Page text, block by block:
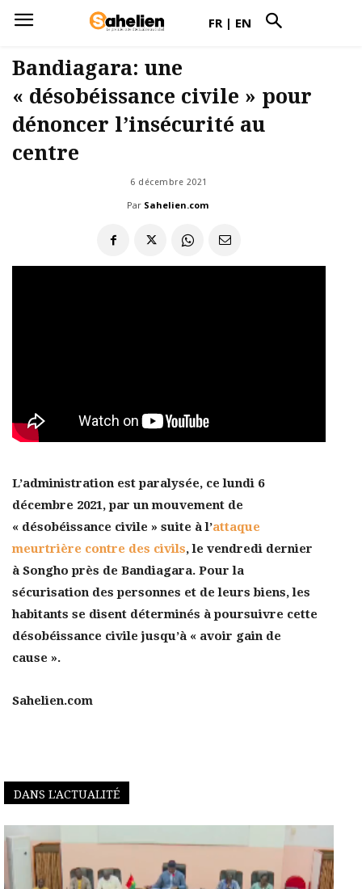
FR | EN
Bandiagara: une
« désobéissance civile » pour
dénoncer l’insécurité au
centre
6 décembre 2021
Par Sahelien.com
L’administration est paralysée, ce lundi 6
décembre 2021, par un mouvement de
« désobéissance civile » suite à l’attaque
meurtrière contre des civils, le vendredi dernier
à Songho près de Bandiagara. Pour la
sécurisation des personnes et de leurs biens, les
habitants se disent déterminés à poursuivre cette
désobéissance civile jusqu’à « avoir gain de
cause ».
Sahelien.com
DANS L'ACTUALITÉ